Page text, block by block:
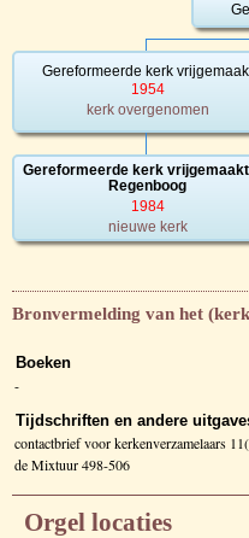
Gereformeerde kerk
1954
kerk overgenomen
Gereformeerde kerk
Regenboog
1984
nieuwe kerk
Bronvermelding van het
Boeken
-
Tijdschriften en andere
contactbrief voor kerkenverzamelaars
de Mixtuur 498-506
Orgel locaties